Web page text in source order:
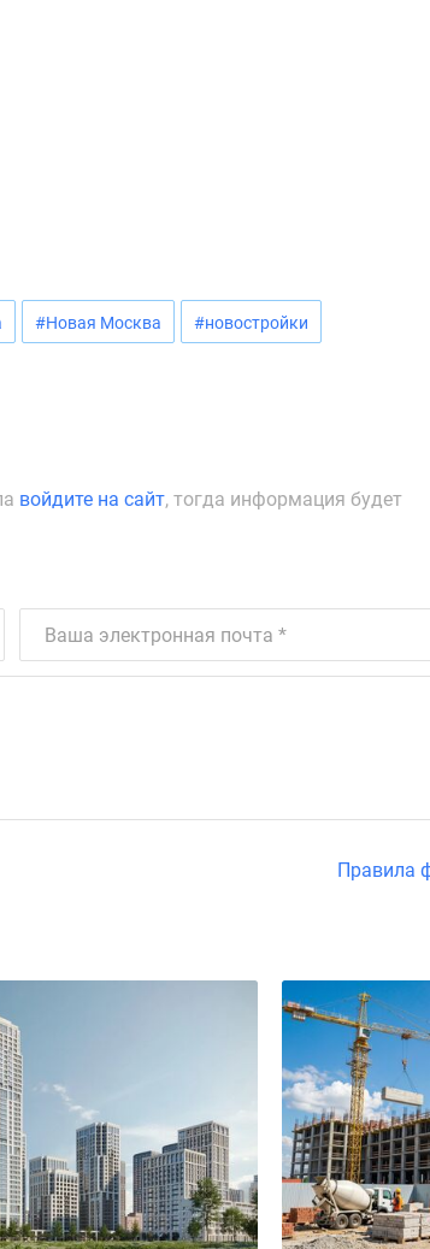
#Новая Москва #новостройки
войдите на сайт, тогда информация будет
Правила